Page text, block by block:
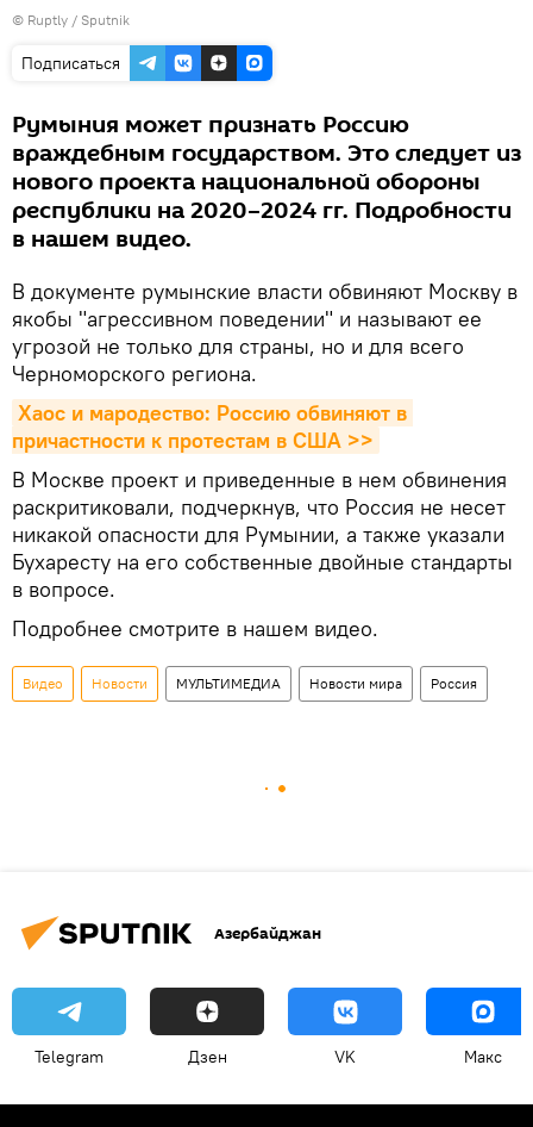
© Ruptly / Sputnik
Подписаться
Румыния может признать Россию
враждебным государством. Это следует из
нового проекта национальной обороны
республики на 2020–2024 гг. Подробности
в нашем видео.
В документе румынские власти обвиняют Москву в
якобы "агрессивном поведении" и называют ее
угрозой не только для страны, но и для всего
Черноморского региона.
Хаос и мародество: Россию обвиняют в
причастности к протестам в США >>
В Москве проект и приведенные в нем обвинения
раскритиковали, подчеркнув, что Россия не несет
никакой опасности для Румынии, а также указали
Бухаресту на его собственные двойные стандарты
в вопросе.
Подробнее смотрите в нашем видео.
Видео Новости МУЛЬТИМЕДИА Новости мира Россия
Азербайджан
Telegram Дзен VK Макс